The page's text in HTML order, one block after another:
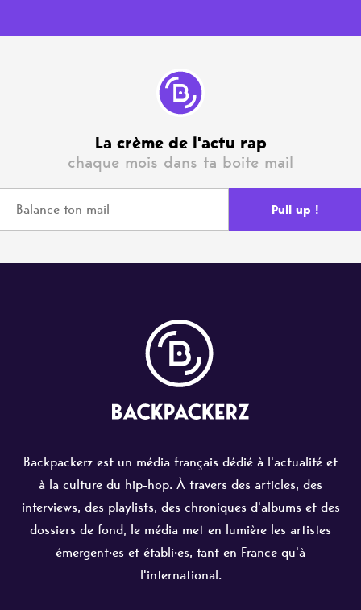
La crème de l'actu rap
chaque mois dans ta boite mail
Backpackerz est un média français dédié à l'actualité et
à la culture du hip-hop. À travers des articles, des
interviews, des playlists, des chroniques d'albums et des
dossiers de fond, le média met en lumière les artistes
émergent·es et établi·es, tant en France qu'à
l'international.